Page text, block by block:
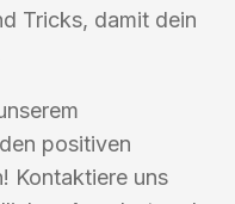
Tricks, damit dein
positiven
Kontaktiere uns